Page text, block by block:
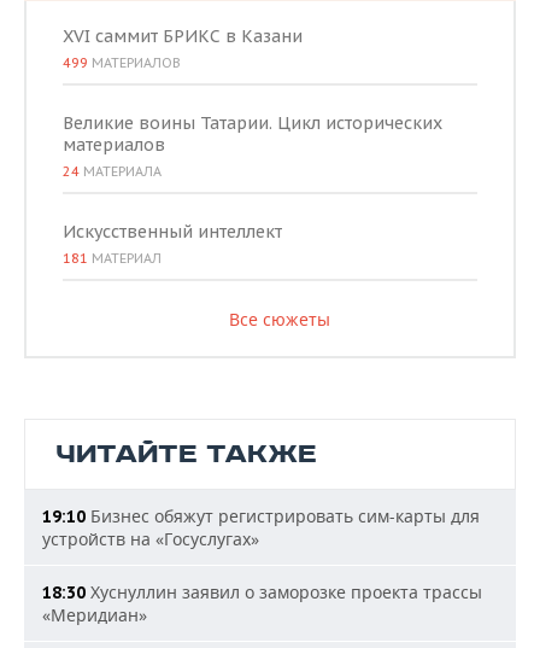
XVI саммит БРИКС в Казани
499 МАТЕРИАЛОВ
Великие воины Татарии. Цикл исторических
материалов
24 МАТЕРИАЛА
Искусственный интеллект
181 МАТЕРИАЛ
Все сюжеты
ЧИТАЙТЕ ТАКЖЕ
19:10 Бизнес обяжут регистрировать сим-карты для
устройств на «Госуслугах»
18:30 Хуснуллин заявил о заморозке проекта трассы
«Меридиан»